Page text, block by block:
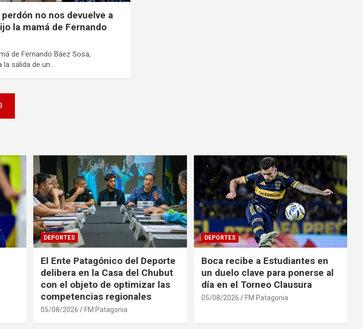
no nos devuelve a
la mamá de Fernando
de Fernando Báez Sosa,
la salida de un…
DEPORTES
El Ente Patagónico del Deporte
delibera en la Casa del Chubut
con el objeto de optimizar las
competencias regionales
05/08/2026 FM Patagonia
DEPORTES
Boca recibe a Estudiantes en
un duelo clave para ponerse al
día en el Torneo Clausura
05/08/2026 FM Patagonia